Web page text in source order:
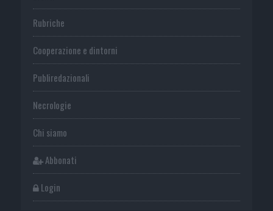
Rubriche
Cooperazione e dintorni
Publiredazionali
Necrologie
Chi siamo
Abbonati
Login